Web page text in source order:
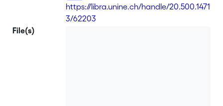
https://libra.unine.ch/handle/20.500.1471
3/62203
File(s)